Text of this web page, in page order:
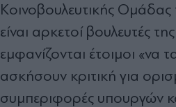
Κοινοβουλευτικής
είναι αρκετοί βουλευτές της
εμφανίζονται έτοιμοι «να
ασκήσουν κριτική για
συμπεριφορές υπουργών